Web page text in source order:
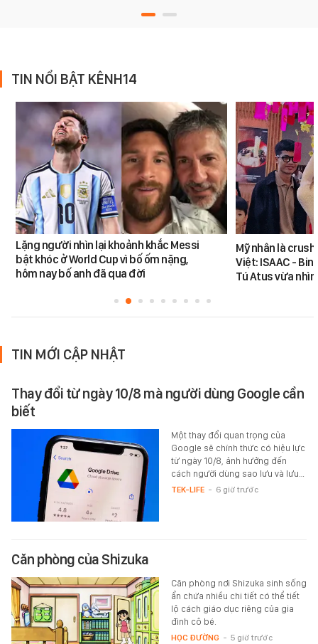
TIN NỔI BẬT KÊNH14
Lặng người nhìn lại khoảnh khắc Messi
bật khóc ở World Cup vì bố ốm nặng,
hôm nay bố anh đã qua đời
Mỹ nhân là
Việt: ISAAC -
Tú Atus vừa
TIN MỚI CẬP NHẬT
Thay đổi từ ngày 10/8 mà người dùng Google cần
biết
Một thay đổi quan trọng của
Google sẽ chính thức có hiệu lực
từ ngày 10/8, ảnh hưởng đến
cách người dùng sao lưu và lưu…
TEK-LIFE - 6 giờ trước
Căn phòng của Shizuka
Căn phòng nơi Shizuka sinh sống
ẩn chứa nhiều chi tiết có thể tiết
lộ cách giáo dục riêng của gia
đình cô bé.
HỌC ĐƯỜNG - 5 giờ trước